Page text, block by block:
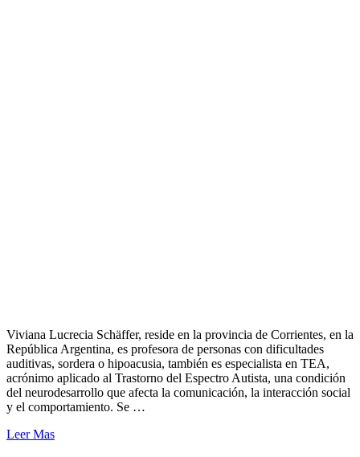
Viviana Lucrecia Schäffer, reside en la provincia de Corrientes, en la
República Argentina, es profesora de personas con dificultades
auditivas, sordera o hipoacusia, también es especialista en TEA,
acrónimo aplicado al Trastorno del Espectro Autista, una condición
del neurodesarrollo que afecta la comunicación, la interacción social
y el comportamiento. Se …
Leer Mas